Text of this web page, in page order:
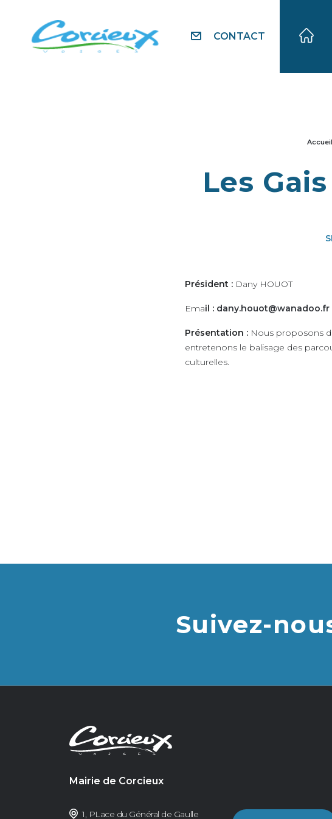
CONTACT
Accueil
Les
Président : Dany HOUOT
Email : dany.houot@wanadoo.fr
Présentation : Nous proposons
entretenons le balisage des
culturelles.
Suivez-
Mairie de Corcieux
1, PLace du Général de Gaulle